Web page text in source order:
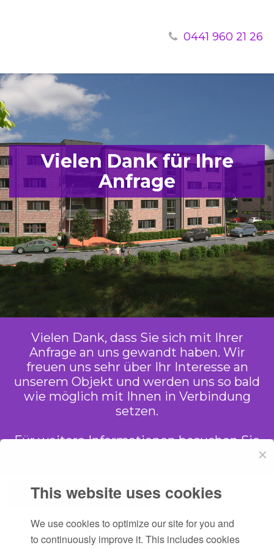
0441 960 21 26
Vielen Dank für Ihre
Anfrage
Vielen Dank, dass Sie sich mit Ihrer
Anfrage an uns gewandt haben. Wir
freuen uns sehr über Ihr Interesse an
unserem Objekt und werden uns so bald
wie möglich mit Ihnen in Verbindung
setzen.
Für weitere Informationen besuchen Sie
Ansprechpartner
✕
This website uses cookies
We use cookies to optimize our site for you and
to continuously improve it. This includes cookies